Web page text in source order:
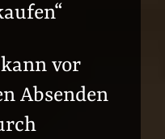
vor
Absenden